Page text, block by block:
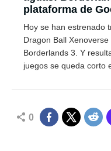
plataforma de
Hoy se han estrenado
Dragon Ball
Borderlands 3. Y
juegos se queda corto
0